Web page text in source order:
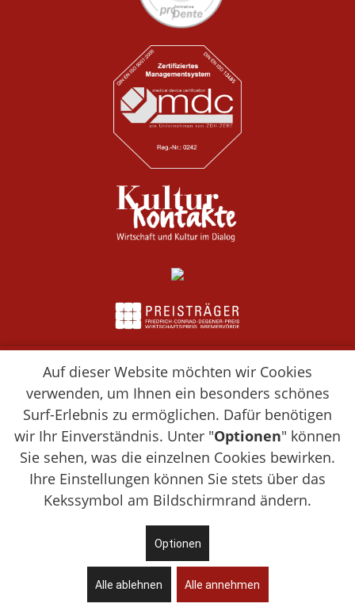
Auf dieser Website möchten wir Cookies
verwenden, um Ihnen ein besonders schönes
Surf-Erlebnis zu ermöglichen. Dafür benötigen
wir Ihr Einverständnis. Unter "Optionen" können
Sie sehen, was die einzelnen Cookies bewirken.
Ihre Einstellungen können Sie stets über das
Kekssymbol am Bildschirmrand ändern.
Optionen
Alle ablehnen Alle annehmen